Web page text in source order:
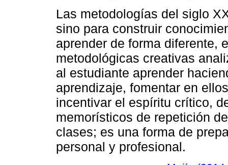
Las metodologías del siglo
sino para construir
aprender de forma diferente,
metodológicas creativas
al estudiante aprender
aprendizaje, fomentar en
incentivar el espíritu crítico,
memorísticos de repetición
clases; es una forma de
personal y profesional.